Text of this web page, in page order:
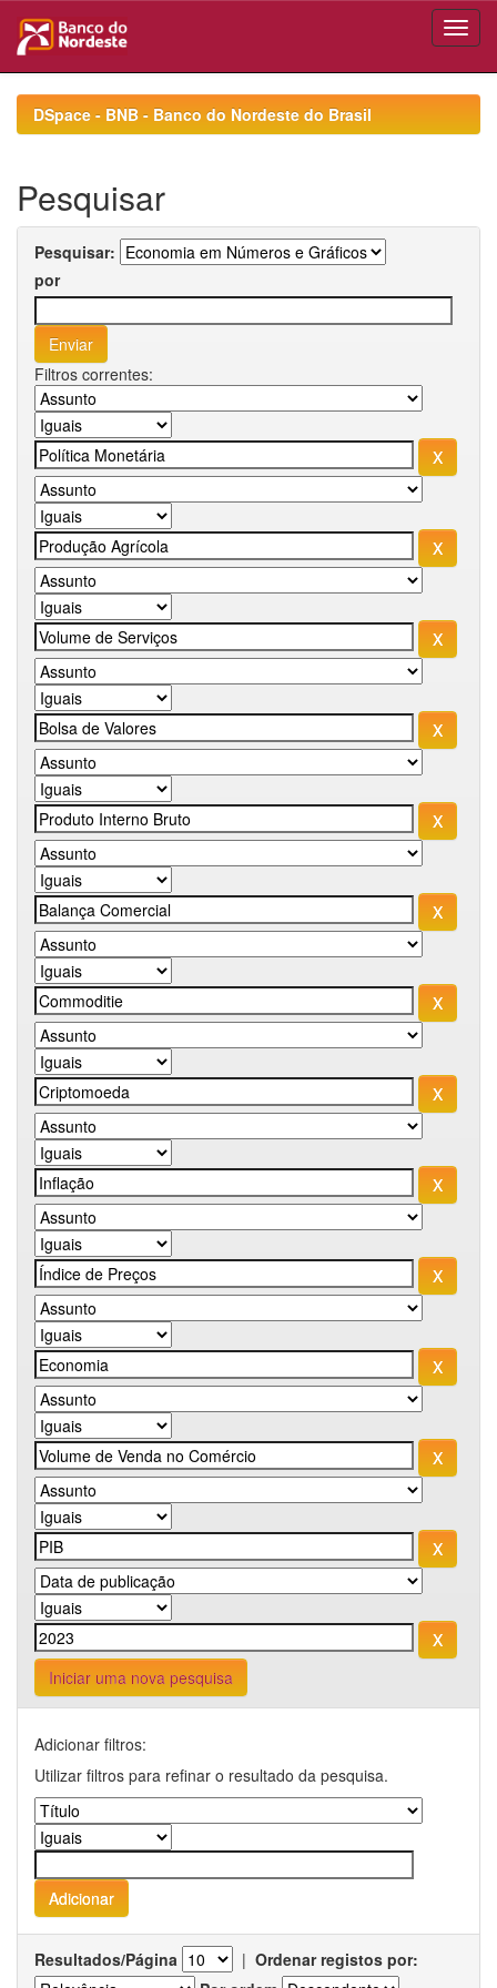
navigationDSpace - BNB - Banco do Nordeste do Brasil
Pesquisar
Pesquisar:
por
Filtros correntes:
Iniciar uma nova pesquisa
Adicionar filtros:
Utilizar filtros para refinar o resultado da pesquisa.
Resultados/Página | Ordenar registos por: